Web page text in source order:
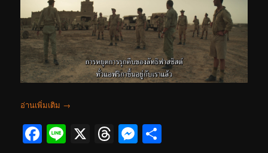
อ่านเพิ่มเติม →
Facebook
Line
X Threads
Messenger